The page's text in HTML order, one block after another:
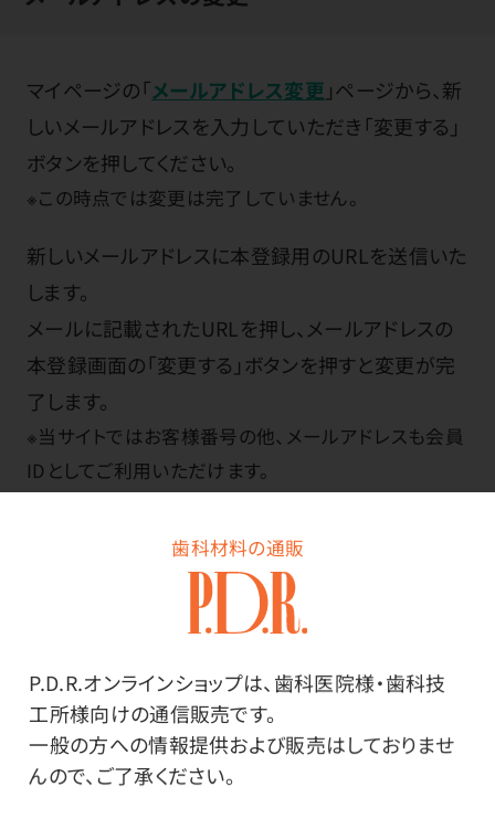
歯科材料の通販
P.D.R.オンラインショップは、歯科医院様・歯科技
工所様向けの通信販売です。
一般の方への情報提供および販売はしておりませ
んので、ご了承ください。
マイページの「メールアドレス変更 」ページから、新
しいメールアドレスを入力していただき「変更する」
ボタンを押してください。
※この時点では変更は完了していません。
新しいメールアドレスに本登録用のURLを送信いた
します。
メールに記載されたURLを押し、メールアドレスの
本登録画面の「変更する」ボタンを押すと変更が完
了します。
※当サイトではお客様番号の他、メールアドレスも会員
IDとしてご利用いただけます。
マイページの「パスワードの変更」ページから、現在
のパスワードと新しいパスワードの両方を入力し、